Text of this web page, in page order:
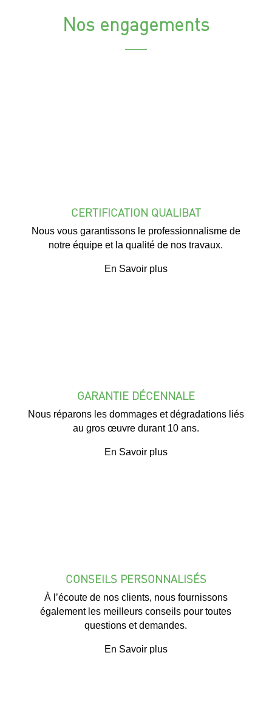
Nos engagements
CERTIFICATION QUALIBAT
Nous vous garantissons le professionnalisme de
notre équipe et la qualité de nos travaux.
En Savoir plus
GARANTIE DÉCENNALE
Nous réparons les dommages et dégradations liés
au gros œuvre durant 10 ans.
En Savoir plus
CONSEILS PERSONNALISÉS
À l’écoute de nos clients, nous fournissons
également les meilleurs conseils pour toutes
questions et demandes.
En Savoir plus